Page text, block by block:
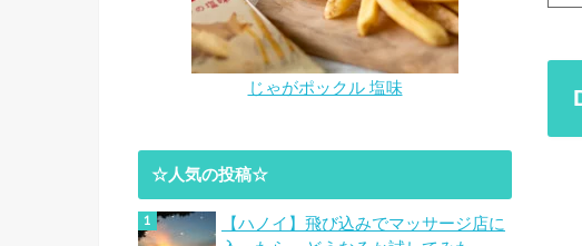
じゃがポックル 塩味
☆人気の投稿☆
【ハノイ】飛び込みでマッサージ店に